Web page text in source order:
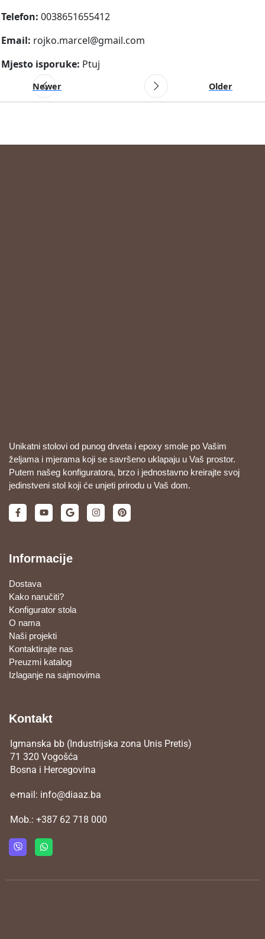
Telefon: 0038651655412
Email: rojko.marcel@gmail.com
Mjesto isporuke: Ptuj
Newer Older
Unikatni stolovi od punog drveta i epoxy smole po Vašim
željama i mjerama koji se savršeno uklapaju u Vaš prostor.
Putem našeg konfiguratora, brzo i jednostavno kreirajte svoj
jedinstveni stol koji će unjeti prirodu u Vaš dom.
Informacije
Dostava
Kako naručiti?
Konfigurator stola
O nama
Naši projekti
Kontaktirajte nas
Preuzmi katalog
Izlaganje na sajmovima
Kontakt
Igmanska bb (Industrijska zona Unis Pretis)
71 320 Vogošća
Bosna i Hercegovina
e-mail: info@diaaz.ba
Mob.: +387 62 718 000